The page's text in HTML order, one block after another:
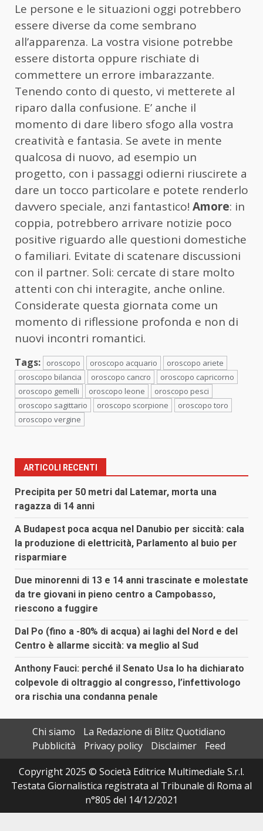
Le persone e le situazioni oggi potrebbero
essere diverse da come sembrano
all’apparenza. La vostra visione potrebbe
essere distorta oppure rischiate di
commettere un errore imbarazzante.
Tenendo conto di questo, vi metterete al
riparo dalla confusione. E’ anche il
momento di dare libero sfogo alla vostra
creatività e fantasia. Se avete in mente
qualcosa di nuovo, ad esempio un
progetto, con i passaggi odierni riuscirete a
dare un tocco particolare e potete renderlo
davvero speciale, anzi fantastico! Amore: in
coppia, potrebbero arrivare notizie poco
positive riguardo alle questioni domestiche
o familiari. Evitate di scatenare discussioni
con il partner. Soli: cercate di stare molto
attenti con chi interagite, anche online.
Considerate questa giornata come un
momento di riflessione profonda e non di
nuovi incontri romantici.
Tags: oroscopo oroscopo acquario
oroscopo ariete
oroscopo bilancia
oroscopo cancro
oroscopo capricorno
oroscopo gemelli
oroscopo leone
oroscopo pesci
oroscopo sagittario
oroscopo scorpione
oroscopo toro
oroscopo vergine
ARTICOLI RECENTI
Precipita per 50 metri dal Latemar, morta una
ragazza di 14 anni
A Budapest poca acqua nel Danubio per siccità: cala
la produzione di elettricità, Parlamento al buio per
risparmiare
Due minorenni di 13 e 14 anni trascinate e molestate
da tre giovani in pieno centro a Campobasso,
riescono a fuggire
Dal Po (fino a -80% di acqua) ai laghi del Nord e del
Centro è allarme siccità: va meglio al Sud
Anthony Fauci: perché il Senato Usa lo ha dichiarato
colpevole di oltraggio al congresso, l’infettivologo
ora rischia una condanna penale
Chi siamo
La Redazione di Blitz Quotidiano
Pubblicità
Privacy policy Disclaimer
Feed
Copyright 2025 © Società Editrice Multimediale S.r.l.
Testata Giornalistica registrata al Tribunale di Roma al
n°805 del 14/12/2021